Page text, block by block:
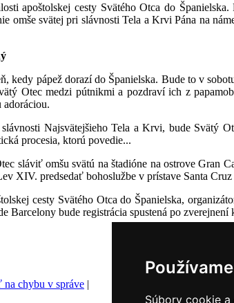
Súbory cookie
apoštolskej cesty Svätého Otca do
svätej pri slávnosti Tela a Krvi Pána na
kedy pápež dorazí do Španielska. Bude to v
Otec medzi pútnikmi a pozdraví ich z
Najsvätejšieho Tela a Krvi, bude Svätý
procesia, ktorú povedie...
sláviť omšu svätú na štadióne na ostrove Gran
XIV. predsedať bohoslužbe v prístave Santa
cesty Svätého Otca do Španielska,
Barcelony bude registrácia spustená po zverejnení
chybu v správe |